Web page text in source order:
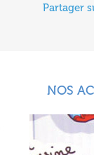
Partager
NOS